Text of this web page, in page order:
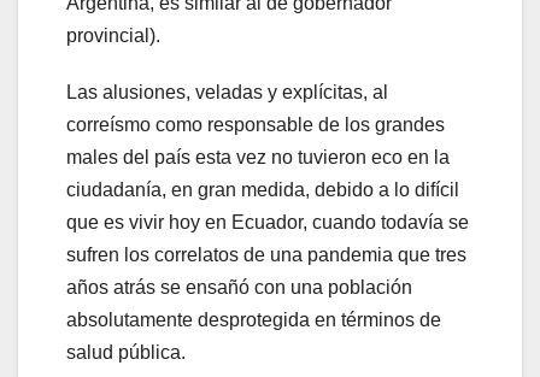
provincial).
Las alusiones, veladas y explícitas, al
correísmo como responsable de los grandes
males del país esta vez no tuvieron eco en la
ciudadanía, en gran medida, debido a lo difícil
que es vivir hoy en Ecuador, cuando todavía se
sufren los correlatos de una pandemia que tres
años atrás se ensañó con una población
absolutamente desprotegida en términos de
salud pública.